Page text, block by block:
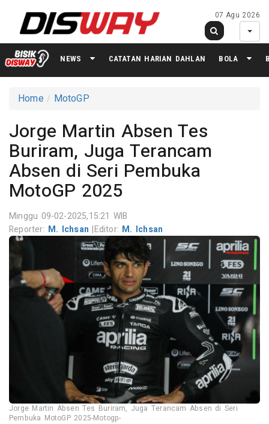
07 Agu 2026
NEWS CATATAN HARIAN DAHLAN BOLA
Home MotoGP
Jorge Martin Absen Tes
Buriram, Juga Terancam
Absen di Seri Pembuka
MotoGP 2025
Minggu 09-02-2025,15:21 WIB
Reporter: M. Ichsan|Editor: M. Ichsan
Jorge Martin Absen Tes Buriram, Juga Terancam Absen di Seri
Pembuka MotoGP 2025-Motogp-